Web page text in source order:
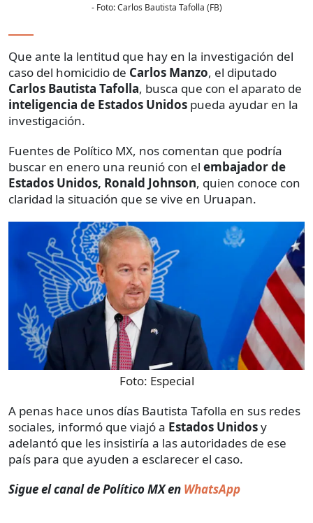
- Foto:Carlos Bautista Tafolla (FB)
Que ante la lentitud que hay en la investigación del
caso del homicidio de Carlos Manzo, el diputado
Carlos Bautista Tafolla, busca que con el aparato de
inteligencia de Estados Unidos pueda ayudar en la
investigación.
Fuentes de Político MX, nos comentan que podría
buscar en enero una reunió con el embajador de
Estados Unidos, Ronald Johnson, quien conoce con
claridad la situación que se vive en Uruapan.
Foto: Especial
A penas hace unos días Bautista Tafolla en sus redes
sociales, informó que viajó a Estados Unidosy
adelantó que les insistiría a las autoridades de ese
país para que ayuden a esclarecer el caso.
Sigue el canal de Político MX en WhatsApp